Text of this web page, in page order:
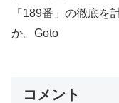
「189番」の徹底を
か。Goto
コメント